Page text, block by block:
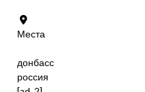
Места
донбасс
россия